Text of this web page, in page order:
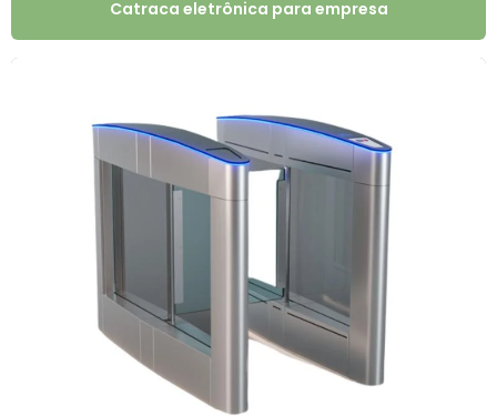
Catraca eletrônica para empresa